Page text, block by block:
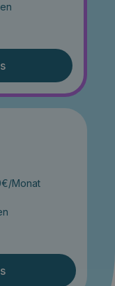
Monat